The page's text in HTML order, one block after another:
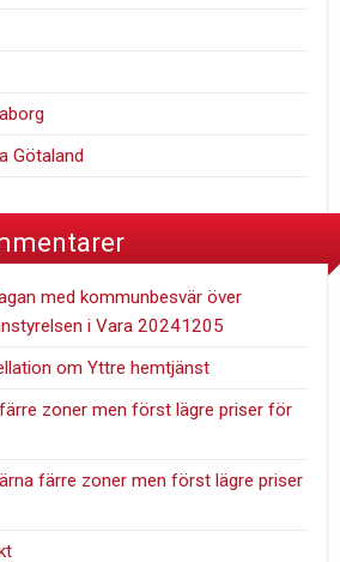
Götaland
med kommunbesvär över
i Vara 20241205
om Yttre hemtjänst
zoner men först lägre priser för
färre zoner men först lägre priser